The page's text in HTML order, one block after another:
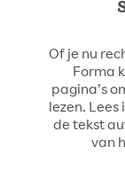
Of je nu
Forma
pagina’s
lezen.
de tekst
van